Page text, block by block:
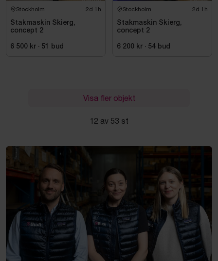
Stockholm 2d 1h
Stakmaskin Skierg,
concept 2
6 500 kr · 51 bud
Stockholm 2d 1h
Stakmaskin Skierg,
concept 2
6 200 kr · 54 bud
Visa fler objekt
12 av 53 st